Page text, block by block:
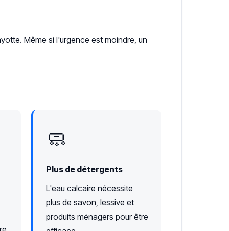
Même si l'urgence est moindre, un
🧼
Plus de détergents
L'eau calcaire nécessite
plus de savon, lessive et
produits ménagers pour être